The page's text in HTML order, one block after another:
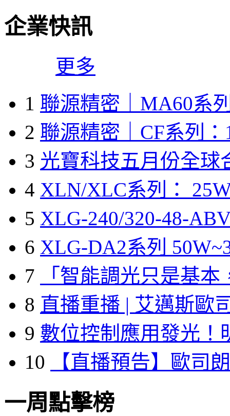
企業快訊
更多
1 聯源精密｜MA60系
2 聯源精密｜CF系列：
3 光寶科技五月份全球
4 XLN/XLC系列：
5 XLG-240/320-48-
6 XLG-DA2系列
7
「智能調光只是基本
8 直播重播 | 艾邁斯歐
9 數位控制應用發光！
10
【直播預告】歐司
一周點擊榜